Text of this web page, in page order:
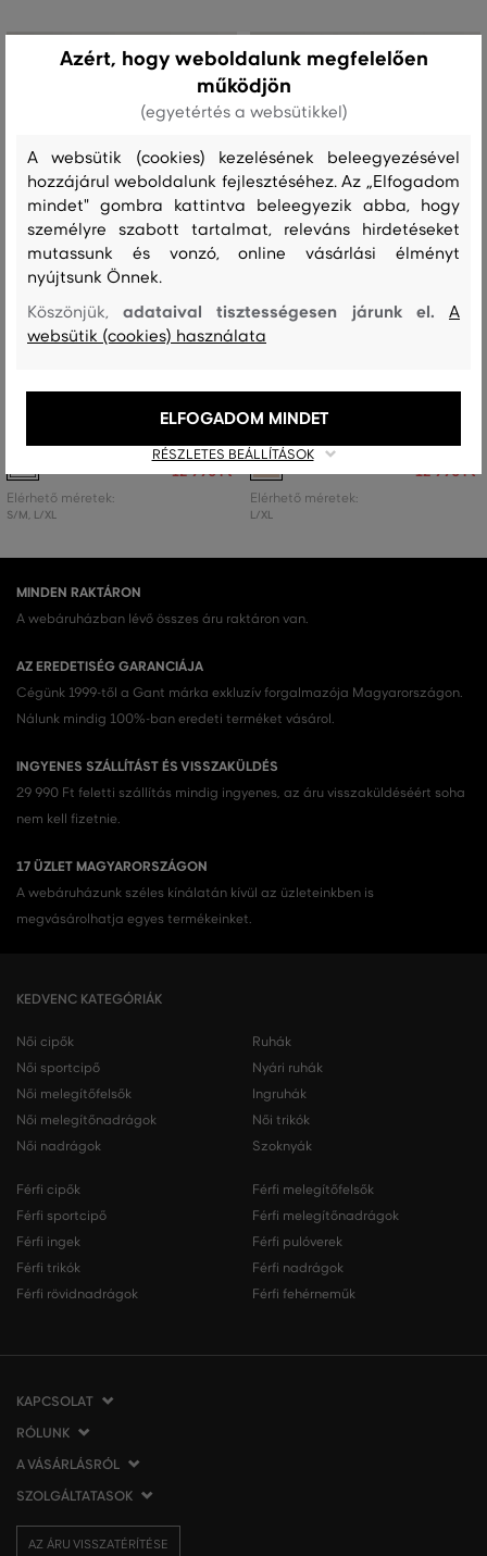
AKCIÓ -50%
25 990 Ft
12 990 Ft
Elérhető méretek:
S/M, L/XL
AKCIÓ -50%
SLIPPERS S/M
12 990 Ft
Elérhető méretek:
L/XL
MINDEN RAKTÁRON
A webáruházban lévő összes áru raktáron van.
AZ EREDETISÉG GARANCIÁJA
Cégünk 1999-től a Gant márka exkluzív forgalmazója Magyarországon.
Nálunk mindig 100%-ban eredeti terméket vásárol.
INGYENES SZÁLLÍTÁST ÉS VISSZAKÜLDÉS
29 990 Ft feletti szállítás mindig ingyenes, az áru visszaküldéséért soha
nem kell fizetnie.
17 ÜZLET MAGYARORSZÁGON
A webáruházunk széles kínálatán kívül az üzleteinkben is
megvásárolhatja egyes termékeinket.
KEDVENC KATEGÓRIÁK
Női cipők
Női sportcipő
Női melegítőfelsők
Női melegítőnadrágok
Női nadrágok
Ruhák
Nyári ruhák
Ingruhák
Női trikók
Szoknyák
Férfi cipők
Férfi sportcipő
Férfi ingek
Férfi trikók
Férfi rövidnadrágok
Férfi melegítőfelsők
Férfi melegítőnadrágok
Férfi pulóverek
Férfi nadrágok
Férfi fehérneműk
KAPCSOLAT
VERMONT Services Slovakia s. r. o.
Vlčie hrdlo 53
821 07 Bratislava
tel.: 06 1 901 1901
RÓLUNK
Cégünkről
Elérhetőség
Affiliate
A VÁSÁRLÁSRÓL
A vásárlás menete
Általános szerződési feltételek
Az áru visszatérítése/visszáru
SZOLGÁLTATASOK
Szállítás és fizetés
AZ ÁRU VISSZATÉRÍTÉSE
Azért, hogy weboldalunk megfelelően
működjön
(egyetértés a websütikkel)
A websütik (cookies) kezelésének beleegyezésével
hozzájárul weboldalunk fejlesztéséhez. Az „Elfogadom
mindet" gombra kattintva beleegyezik abba, hogy
személyre szabott tartalmat, releváns hirdetéseket
mutassunk és vonzó, online vásárlási élményt
nyújtsunk Önnek.
Köszönjük,adataival tisztességesen járunk el.A
websütik (cookies) használata
RÉSZLETES BEÁLLÍTÁSOK
ELFOGADOM MINDET